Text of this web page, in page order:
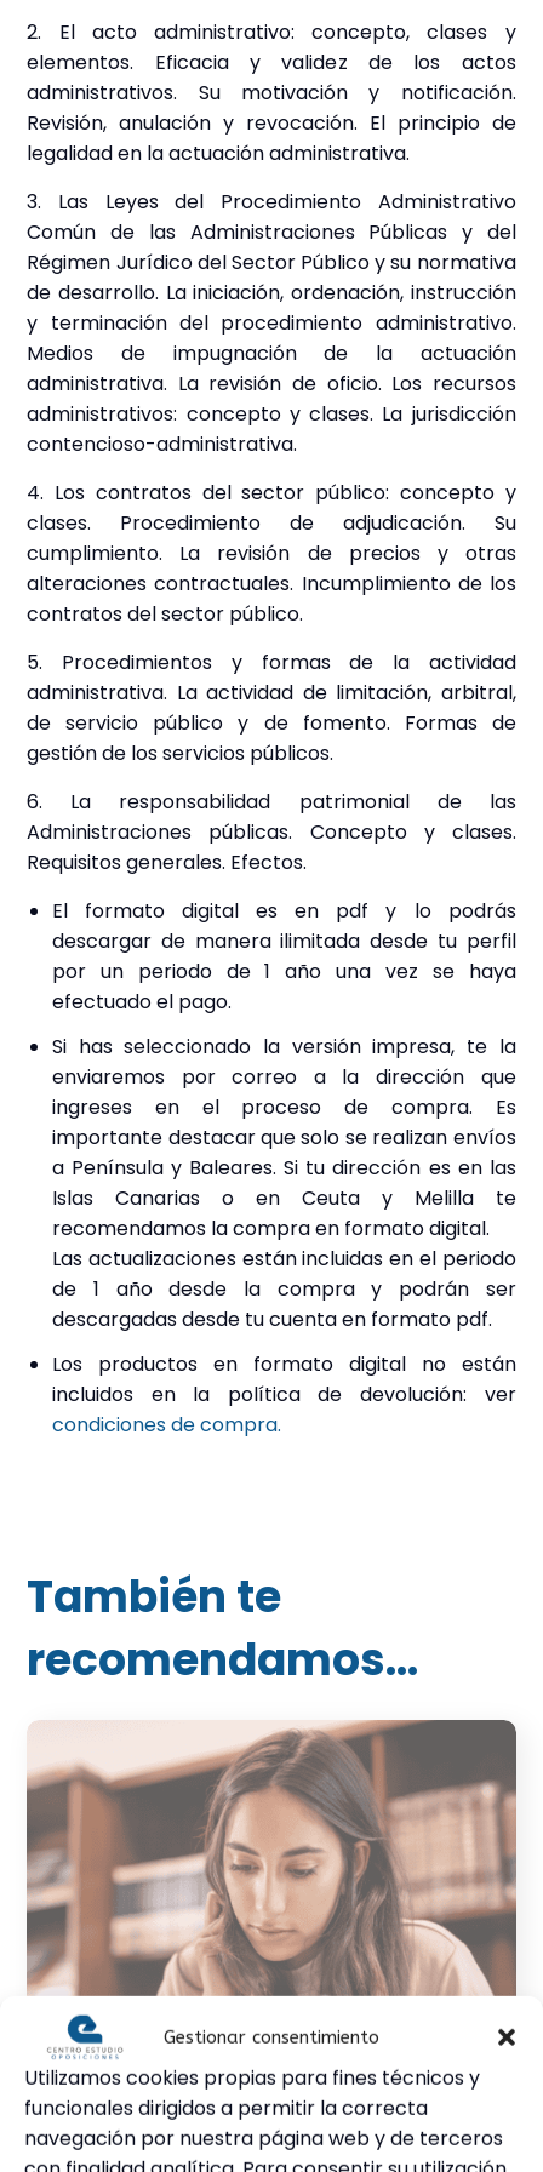
Gestionar consentimiento
Utilizamos cookies propias para fines técnicos y
funcionales dirigidos a permitir la correcta
navegación por nuestra página web y de terceros
2. El acto administrativo: concepto, clases y
elementos. Eficacia y validez de los actos
administrativos. Su motivación y notificación.
Revisión, anulación y revocación. El principio de
legalidad en la actuación administrativa.
3. Las Leyes del Procedimiento Administrativo
Común de las Administraciones Públicas y del
Régimen Jurídico del Sector Público y su normativa
de desarrollo. La iniciación, ordenación, instrucción
y terminación del procedimiento administrativo.
Medios de impugnación de la actuación
administrativa. La revisión de oficio. Los recursos
administrativos: concepto y clases. La jurisdicción
contencioso-administrativa.
4. Los contratos del sector público: concepto y
clases. Procedimiento de adjudicación. Su
cumplimiento. La revisión de precios y otras
alteraciones contractuales. Incumplimiento de los
contratos del sector público.
5. Procedimientos y formas de la actividad
administrativa. La actividad de limitación, arbitral,
de servicio público y de fomento. Formas de
gestión de los servicios públicos.
6. La responsabilidad patrimonial de las
Administraciones públicas. Concepto y clases.
Requisitos generales. Efectos.
El formato digital es en pdf y lo podrás
descargar de manera ilimitada desde tu perfil
por un periodo de 1 año una vez se haya
efectuado el pago.
Si has seleccionado la versión impresa, te la
enviaremos por correo a la dirección que
ingreses en el proceso de compra. Es
importante destacar que solo se realizan envíos
a Península y Baleares. Si tu dirección es en las
Islas Canarias o en Ceuta y Melilla te
recomendamos la compra en formato digital.
Las actualizaciones están incluidas en el periodo
de 1 año desde la compra y podrán ser
descargadas desde tu cuenta en formato pdf.
Los productos en formato digital no están
incluidos en la política de devolución: ver
condiciones de compra.
También te
recomendamos…